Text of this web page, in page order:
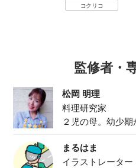
コクリコ
監修者・
松岡 明理
料理研究家
２児の母。幼少
まるはま
イラストレーター